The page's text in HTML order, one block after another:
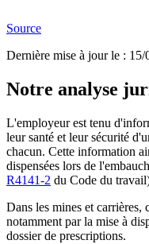
Source
Dernière mise à jour le : 15/
Notre analyse
L'employeur est tenu
leur santé et leur sécurité
chacun. Cette information
dispensées lors de
R4141-2 du Code du
Dans les mines et
notamment par la mise à
dossier de prescriptions.